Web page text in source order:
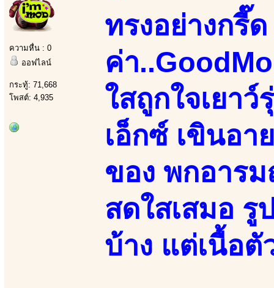
ความหื่น : 0
ออฟไลน์
กระทู้: 71,668
โพสต์: 4,935
ทรงอย่างกรี๊
ค่า
ใสถูกใจเยา
เอ็กซ์ เขินอ
ของ พกอาร
สดใสเสมอ
บ้าง แต่เนื้อตั